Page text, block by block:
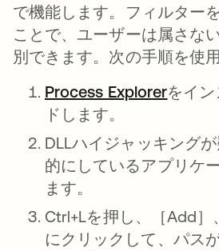
で機能します。フィルター
ことで、ユーザーは属さな
別できます。次の手順を使
Process Explorer新し
をイ
ドします。
DLLハイジャッキング
的にしているアプリケ
ます。
Ctrl+Lを押し、［Add
にクリックして、パス